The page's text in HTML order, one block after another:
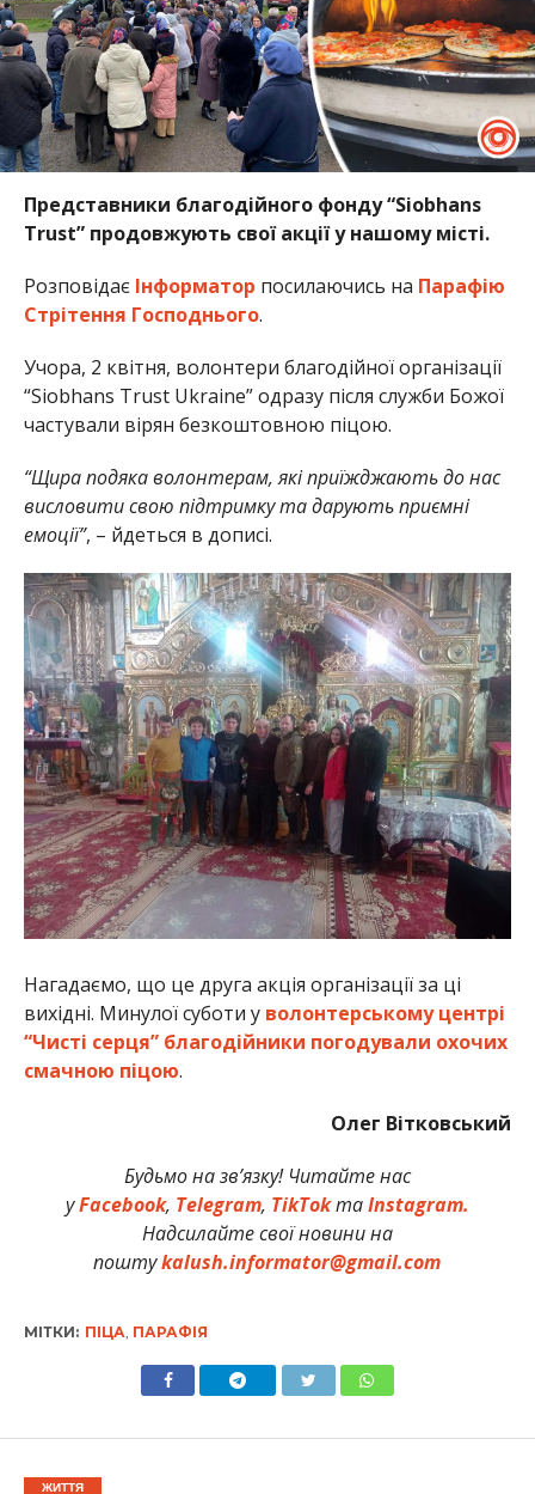
Представники благодійного фонду “Siobhans
Trust” продовжують свої акції у нашому місті.
Розповідає Інформатор посилаючись на Парафію
Стрітення Господнього.
Учора, 2 квітня, волонтери благодійної організації
“Siobhans Trust Ukraine” одразу після служби Божої
частували вірян безкоштовною піцою.
“Щира подяка волонтерам, які приїжджають до нас
висловити свою підтримку та дарують приємні
емоції”, – йдеться в дописі.
Нагадаємо, що це друга акція організації за ці
вихідні. Минулої суботи у волонтерському центрі
“Чисті серця” благодійники погодували охочих
смачною піцою.
Олег Вітковський
Будьмо на зв’язку! Читайте нас
уFacebook, Telegram, TikTokтаInstagram.
Надсилайте свої новини на
поштуkalush.informator@gmail.com
МІТКИ: ПІЦА, ПАРАФІЯ
ЖИТТЯ